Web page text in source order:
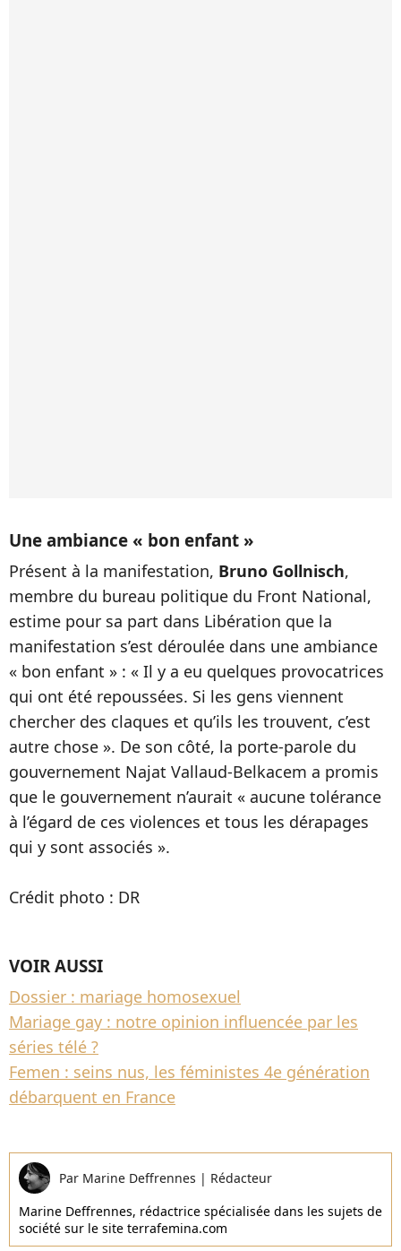
Une ambiance « bon enfant »
Présent à la manifestation, Bruno Gollnisch,
membre du bureau politique du Front National,
estime pour sa part dans Libération que la
manifestation s’est déroulée dans une ambiance
« bon enfant » : « Il y a eu quelques provocatrices
qui ont été repoussées. Si les gens viennent
chercher des claques et qu’ils les trouvent, c’est
autre chose ». De son côté, la porte-parole du
gouvernement Najat Vallaud-Belkacem a promis
que le gouvernement n’aurait « aucune tolérance
à l’égard de ces violences et tous les dérapages
qui y sont associés ».
Crédit photo : DR
VOIR AUSSI
Dossier : mariage homosexuel
Mariage gay : notre opinion influencée par les
séries télé ?
Femen : seins nus, les féministes 4e génération
débarquent en France
Par Marine Deffrennes | Rédacteur
Marine Deffrennes, rédactrice spécialisée dans les sujets de
société sur le site terrafemina.com